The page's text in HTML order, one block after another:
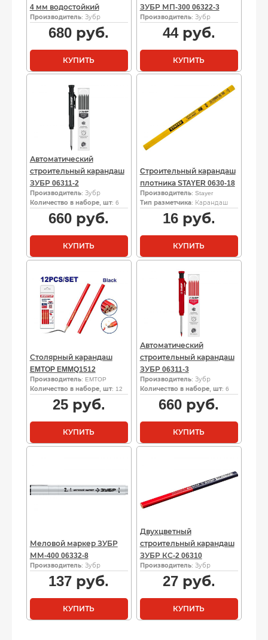
4 мм водостойкий
Производитель: Зубр
680 руб.
КУПИТЬ
ЗУБР МП-300 06322-3
Производитель: Зубр
44руб.
КУПИТЬ
Автоматический
строительный карандаш
ЗУБР 06311-2
Производитель: Зубр
Количество в наборе, шт: 6
660 руб.
КУПИТЬ
Cтроительный карандаш
плотника STAYER 0630-18
Производитель: Stayer
Тип разметчика: Карандаш
16руб.
КУПИТЬ
Столярный карандаш
EMTOP EMMQ1512
Производитель: EMTOP
Количество в наборе, шт: 12
25руб.
КУПИТЬ
Автоматический
строительный карандаш
ЗУБР 06311-3
Производитель: Зубр
Количество в наборе, шт: 6
660 руб.
КУПИТЬ
Меловой маркер ЗУБР
ММ-400 06332-8
Производитель: Зубр
137 руб.
КУПИТЬ
Двухцветный
строительный карандаш
ЗУБР КС-2 06310
Производитель: Зубр
27руб.
КУПИТЬ